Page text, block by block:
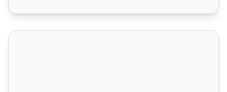
Interdiction des casinos allemands vs paris sportifs